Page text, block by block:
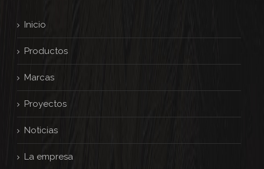
Inicio
Productos
Marcas
Proyectos
Noticias
La empresa